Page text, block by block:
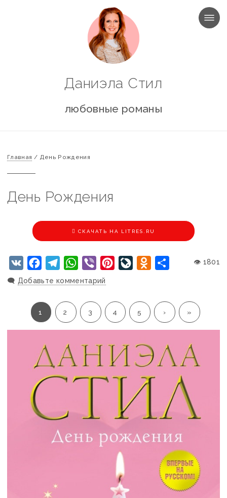
МЕНЮ
Даниэла Стил
любовные романы
Главная / День Рождения
День Рождения
CКАЧАТЬ НА LITRES.RU
VK FacebookTelegramWhatsApp
Viber PinterestLiveJournalOdnoklassniki
Отправить
👁 1801
🗨️ Добавьте комментарий
1 2 3 4 5 › »